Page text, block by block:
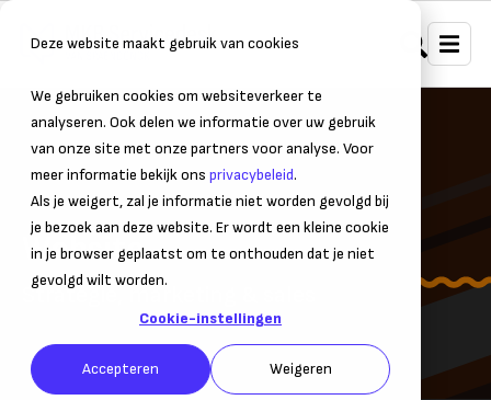
Deze website maakt gebruik van cookies
We gebruiken cookies om websiteverkeer te
analyseren. Ook delen we informatie over uw gebruik
van onze site met onze partners voor analyse. Voor
meer informatie bekijk ons privacybeleid.
Als je weigert, zal je informatie niet worden gevolgd bij
je bezoek aan deze website. Er wordt een kleine cookie
in je browser geplaatst om te onthouden dat je niet
gevolgd wilt worden.
Cookie-instellingen
Accepteren Weigeren
Website
Strategie, marketing & sales